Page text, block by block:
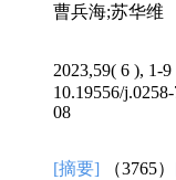
曹兵海;苏华维
2023,59( 6 ), 1-9
10.19556/
08
[摘要] （3765）